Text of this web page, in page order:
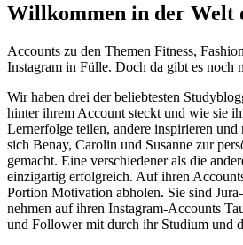
Willkommen in der Welt
Accounts zu den Themen Fitness,
Instagram in Fülle. Doch da gibt es noch
Wir haben drei der beliebtesten
hinter ihrem Account steckt und wie sie
Lernerfolge teilen, andere inspirieren und
sich Benay, Carolin und Susanne zur
gemacht. Eine verschiedener als die
einzigartig erfolgreich. Auf ihren
Portion Motivation abholen. Sie sind
nehmen auf ihren Instagram-Accounts
und Follower mit durch ihr Studium und